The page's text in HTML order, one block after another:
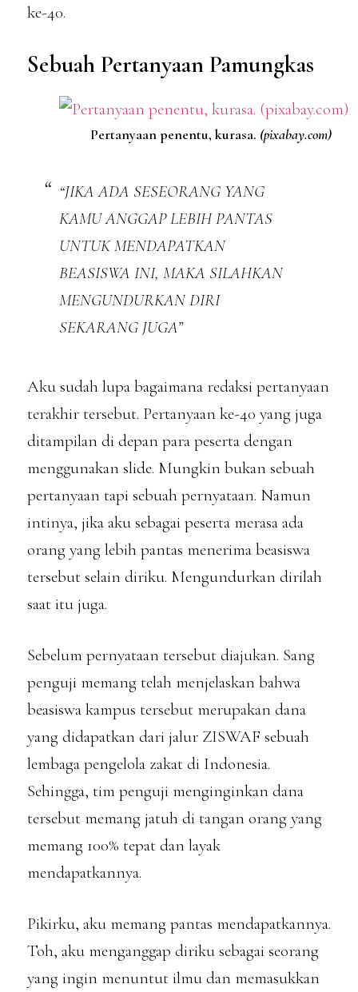
ke-40.
Sebuah Pertanyaan Pamungkas
Pertanyaan penentu, kurasa. (pixabay.com)
“JIKA ADA SESEORANG YANG
KAMU ANGGAP LEBIH PANTAS
UNTUK MENDAPATKAN
BEASISWA INI, MAKA SILAHKAN
MENGUNDURKAN DIRI
SEKARANG JUGA”
Aku sudah lupa bagaimana redaksi pertanyaan
terakhir tersebut. Pertanyaan ke-40 yang juga
ditampilan di depan para peserta dengan
menggunakan slide. Mungkin bukan sebuah
pertanyaan tapi sebuah pernyataan. Namun
intinya, jika aku sebagai peserta merasa ada
orang yang lebih pantas menerima beasiswa
tersebut selain diriku. Mengundurkan dirilah
saat itu juga.
Sebelum pernyataan tersebut diajukan. Sang
penguji memang telah menjelaskan bahwa
beasiswa kampus tersebut merupakan dana
yang didapatkan dari jalur ZISWAF sebuah
lembaga pengelola zakat di Indonesia.
Sehingga, tim penguji menginginkan dana
tersebut memang jatuh di tangan orang yang
memang 100% tepat dan layak
mendapatkannya.
Pikirku, aku memang pantas mendapatkannya.
Toh, aku menganggap diriku sebagai seorang
yang ingin menuntut ilmu dan memasukkan